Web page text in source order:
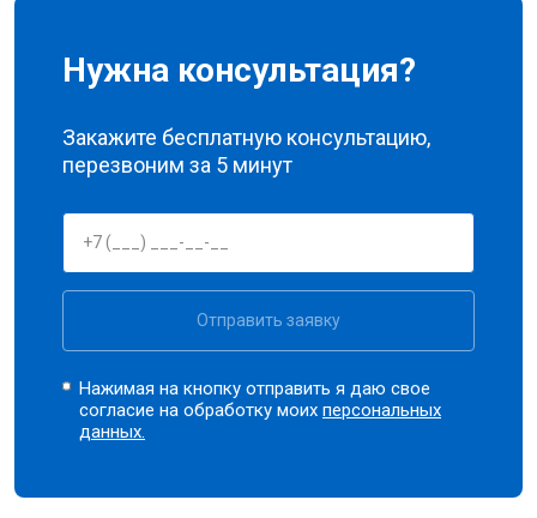
Нужна консультация?
Закажите бесплатную консультацию,
перезвоним за 5 минут
Отправить заявку
Нажимая на кнопку отправить я даю свое
согласие на обработку моихперсональных
данных.